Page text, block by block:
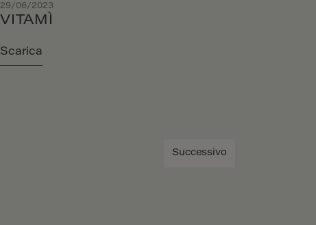
29/06/2023
VITAMÌ
Scarica
Successivo